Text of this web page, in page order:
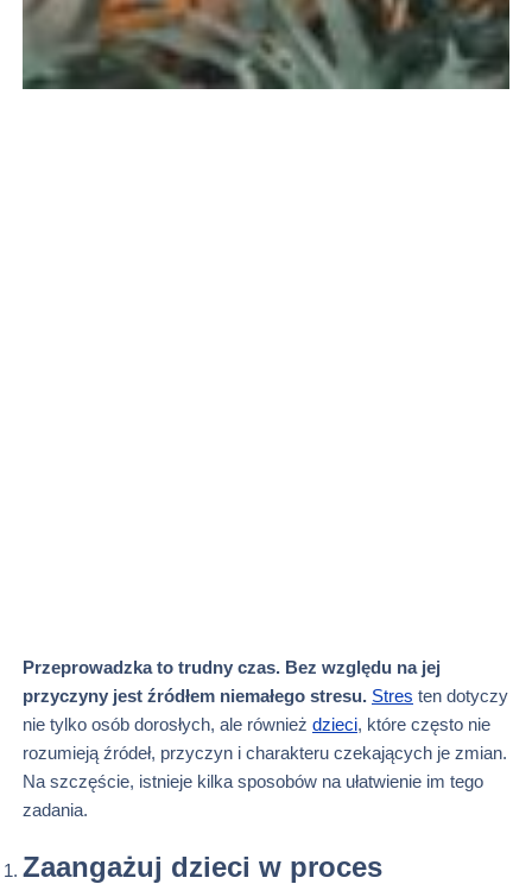
Przeprowadzka to trudny czas. Bez względu na jej
przyczyny jest źródłem niemałego stresu. Stres ten dotyczy
nie tylko osób dorosłych, ale również dzieci, które często nie
rozumieją źródeł, przyczyn i charakteru czekających je zmian.
Na szczęście, istnieje kilka sposobów na ułatwienie im tego
zadania.
Zaangażuj dzieci w proces